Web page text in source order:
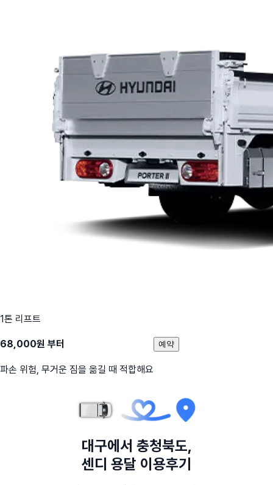
1톤 리프트
68,000원 부터
파손 위험, 무거운 짐을 옮길 때 적합해요
예약
대구에서 충청북도,
센디 용달 이용후기